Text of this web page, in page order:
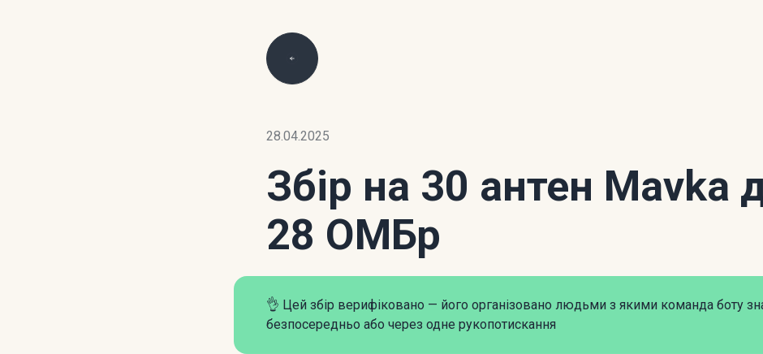
28.04.2025
Збір на 30 антен Mavka
28 ОМБр
👌 Цей збір верифіковано — його організовано людьми з якими команда боту
безпосередньо або через одне рукопотискання